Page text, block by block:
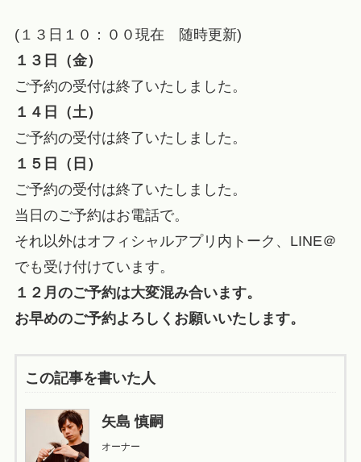
(１３日１０：００現在 随時更新)
１３日（金）
ご予約の受付は終了いたしました。
１４日（土）
ご予約の受付は終了いたしました。
１５日（日）
ご予約の受付は終了いたしました。
当日のご予約はお電話で。
それ以外はオフィシャルアプリ内トーク、LINE＠
でも受け付けています。
１２月のご予約は大変混み合います。
お早めのご予約よろしくお願いいたします。
この記事を書いた人
矢島 慎嗣
オーナー